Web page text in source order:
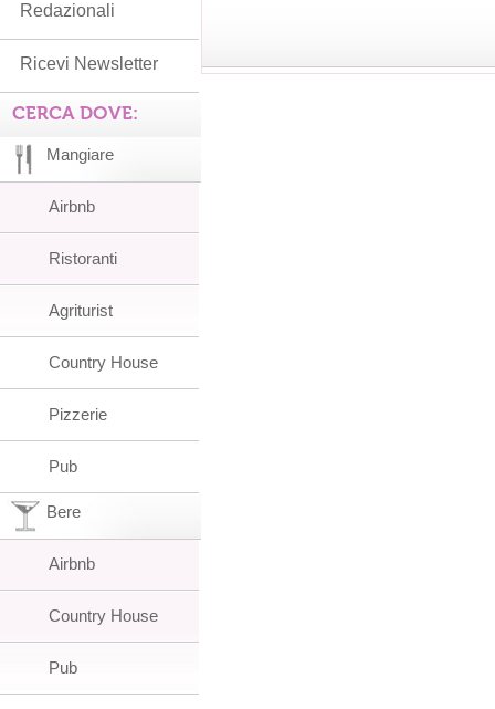
Redazionali
Ricevi Newsletter
CERCA DOVE:
Mangiare
Airbnb
Ristoranti
Agriturist
Country House
Pizzerie
Pub
Bere
Airbnb
Country House
Pub